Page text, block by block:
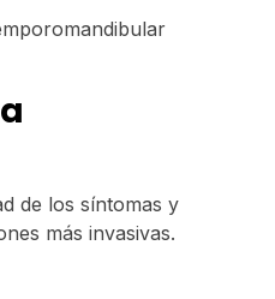
de los síntomas y
más invasivas.